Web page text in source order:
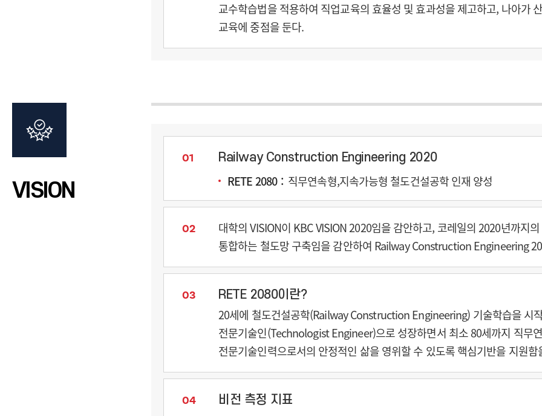
교수학습법을 적용하여 직업교육의 효율성 및 효과성을 제고하고, 나아가
교육에 중점을 둔다.
VISION
01 Railway Construction Engineering 2020
RETE 2080 직무연속형,지속가능형 철도건설공학 인재 양성
02
대학의 VISION이 KBC VISION 2020임을 감안하고, 코레일의 2020년까지
통합하는 철도망 구축임을 감안하여 Railway Construction Engineering
03 RETE 2080이란?
20세에 철도건설공학(Railway Construction Engineering) 기술학습을 시
전문기술인(Technologist Engineer)으로 성장하면서 최소 80세까지 직무
전문기술인력으로서의 안정적인 삶을 영위할 수 있도록 핵심기반을 지원함
04 비전 측정 지표